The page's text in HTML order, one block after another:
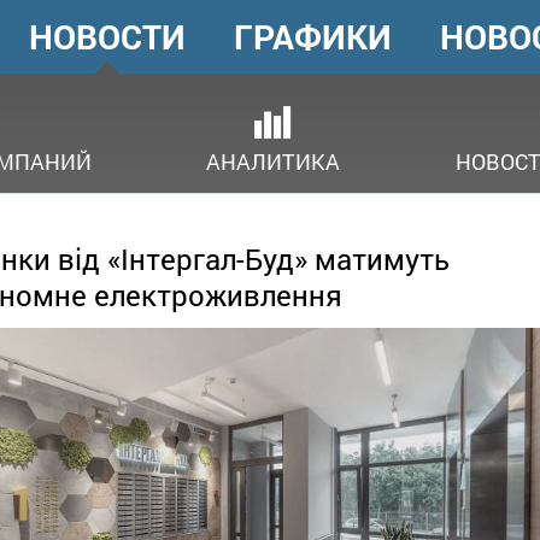
ГОЛОВНЕ
МЕНЮ
НОВОСТИ
АНАЛИТИКА
ГРАФИКИ
від «Інтергал-Буд» матимуть
електроживлення